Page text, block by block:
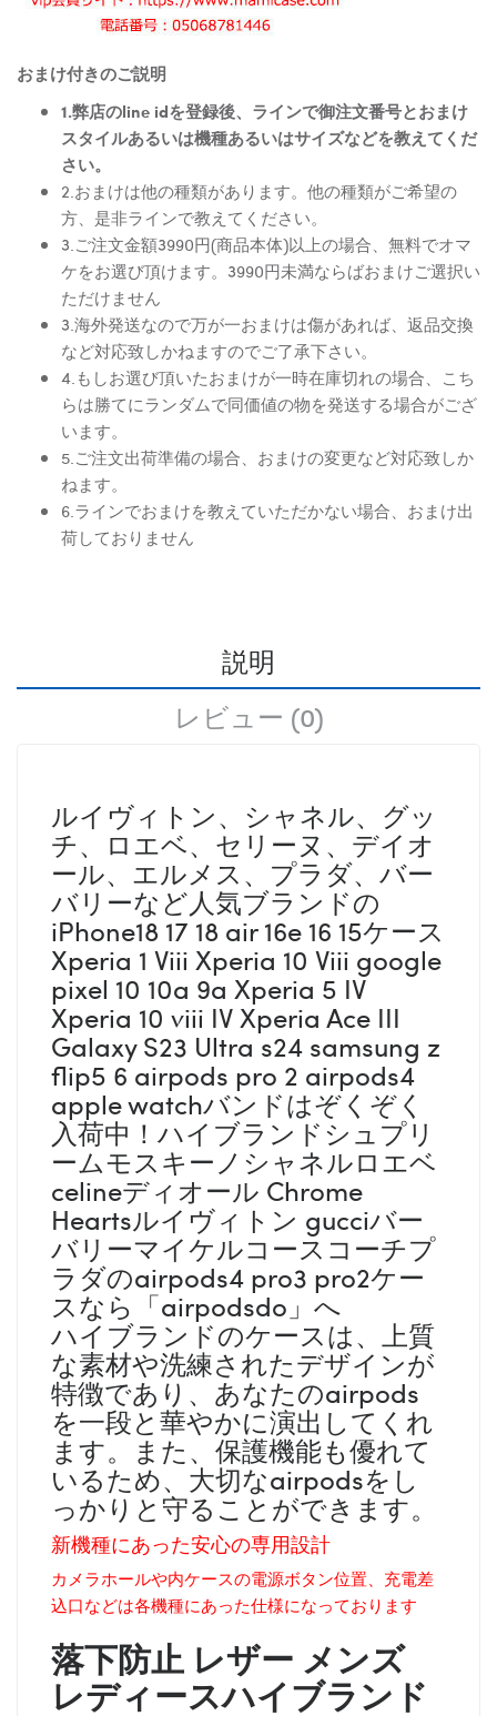
おまけ付きのご説明
1.弊店のline idを登録後、ラインで御注文番号とおまけ
スタイルあるいは機種あるいはサイズなどを教えてくだ
さい。
2.おまけは他の種類があります。他の種類がご希望の
方、是非ラインで教えてください。
3.ご注文金額3990円(商品本体)以上の場合、無料でオマ
ケをお選び頂けます。3990円未満ならばおまけご選択い
ただけません
3.海外発送なので万が一おまけは傷があれば、返品交換
など対応致しかねますのでご了承下さい。
4.もしお選び頂いたおまけが一時在庫切れの場合、こち
らは勝てにランダムで同価値の物を発送する場合がござ
います。
5.ご注文出荷準備の場合、おまけの変更など対応致しか
ねます。
6.ラインでおまけを教えていただかない場合、おまけ出
荷しておりません
説明
レビュー (0)
ルイヴィトン、シャネル、グッ
チ、ロエベ、セリーヌ、デイオ
ール、エルメス、プラダ、バー
バリーなど人気ブランドの
iPhone18 17 18 air 16e 16 15ケース
Xperia 1 Viii Xperia 10 Viii google
pixel 10 10a 9a Xperia 5 IV
Xperia 10 viii IV Xperia Ace III
Galaxy S23 Ultra s24 samsung z
flip5 6 airpods pro 2 airpods4
apple watchバンドはぞくぞく
入荷中！ハイブランドシュプリ
ームモスキーノシャネルロエベ
celineディオール Chrome
Heartsルイヴィトン gucciバー
バリーマイケルコースコーチプ
ラダのairpods4 pro3 pro2ケー
スなら「airpodsdo」へ
ハイブランドのケースは、上質
な素材や洗練されたデザインが
特徴であり、あなたのairpods
を一段と華やかに演出してくれ
ます。また、保護機能も優れて
いるため、大切なairpodsをし
っかりと守ることができます。
新機種にあった安心の専用設計
カメラホールや内ケースの電源ボタン位置、充電差
込口などは各機種にあった仕様になっております
落下防止 レザー メンズ
レディースハイブランド